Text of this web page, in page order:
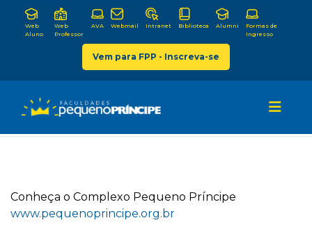
Web
Aluno
Web
Professor
AVA Webmail Intranet Biblioteca Alumni
Formas de
Ingresso
Vem para FPP - Inscreva-se
Conheça o Complexo Pequeno Príncipe
www.pequenoprincipe.org.br